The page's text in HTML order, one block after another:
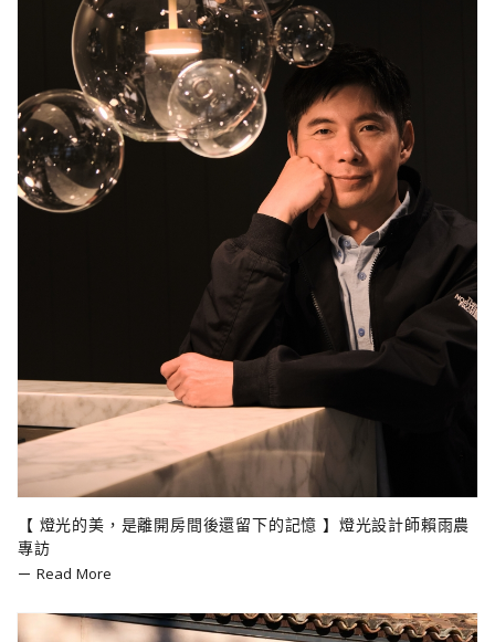
【 燈光的美，是離開房間後還留下的記憶 】燈光設計師賴雨農
專訪
Read More